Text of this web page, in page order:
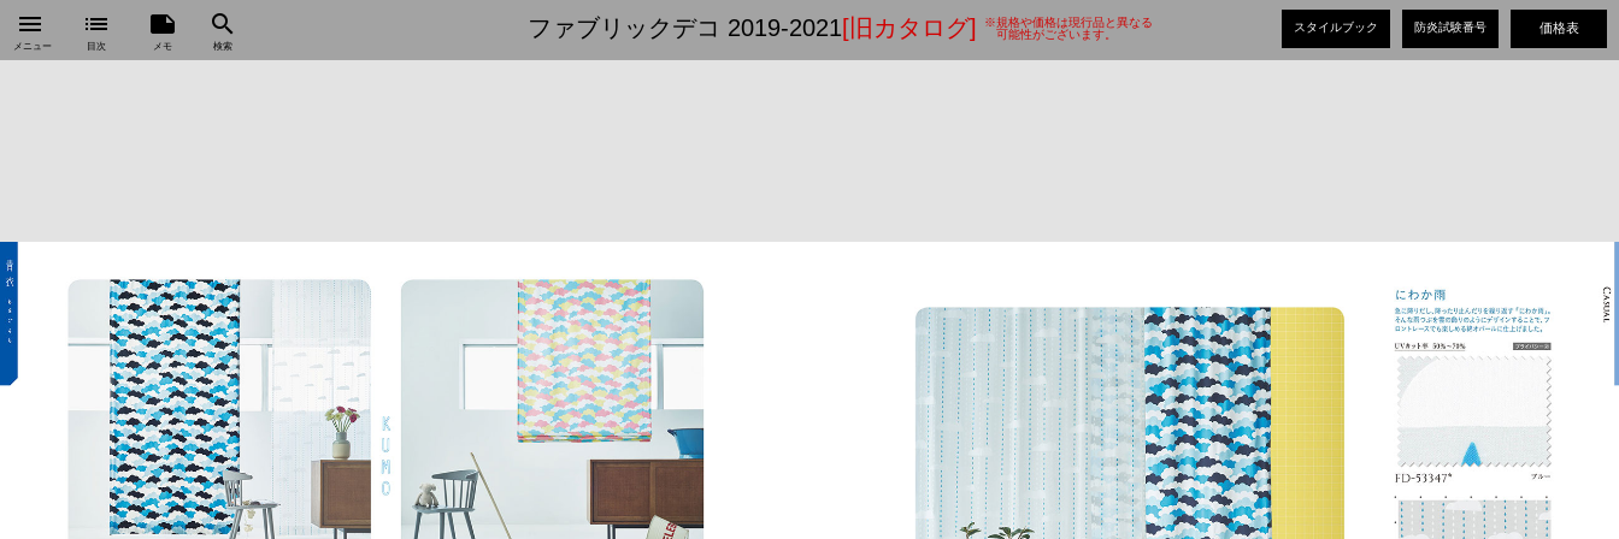
menu
メニュー
ファブリックデコ 2019-2021[旧カタログ]
※規格や価格は現行品と異なる
可能性がございます。
list
目次
note
メモ
search
検索
スタイルブック 価格表
防炎試験番号